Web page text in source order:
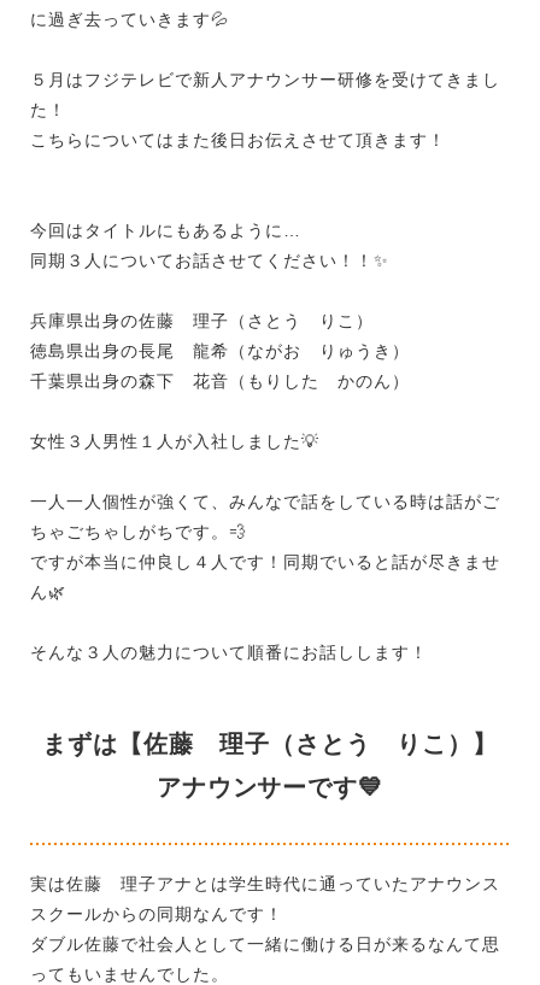
に過ぎ去っていきます💦
５月はフジテレビで新人アナウンサー研修を受けてきまし
た！
こちらについてはまた後日お伝えさせて頂きます！
今回はタイトルにもあるように…
同期３人についてお話させてください！！✨
兵庫県出身の佐藤 理子（さとう りこ）
徳島県出身の長尾 龍希（ながお りゅうき）
千葉県出身の森下 花音（もりした かのん）
女性３人男性１人が入社しました💡
一人一人個性が強くて、みんなで話をしている時は話がご
ちゃごちゃしがちです。💨
ですが本当に仲良し４人です！同期でいると話が尽きませ
ん🌿
そんな３人の魅力について順番にお話しします！
まずは【佐藤 理子（さとう りこ）】
アナウンサーです💙
実は佐藤 理子アナとは学生時代に通っていたアナウンス
スクールからの同期なんです！
ダブル佐藤で社会人として一緒に働ける日が来るなんて思
ってもいませんでした。